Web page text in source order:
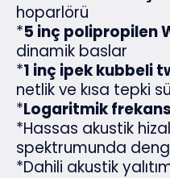
hoparlörü
*5 inç polipropilen
dinamik baslar
*1 inç ipek kubbeli
netlik ve kısa tepki
*Logaritmik
*Hassas akustik
spektrumunda
*Dahili akustik